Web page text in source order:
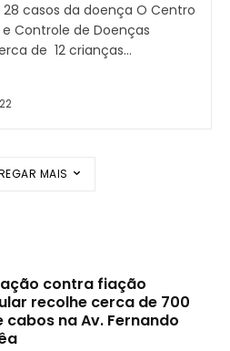
Controle de Doenças
de 12 crianças...
MAIS
contra fiação
recolhe cerca de 700
cabos na Av. Fernando